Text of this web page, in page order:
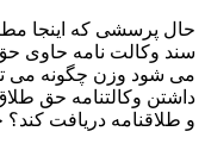
حال پرسشی که اینجا
سند وکالت نامه حاوی
می شود وزن چگونه می
داشتن وکالتنامه حق
و طلاقنامه دریافت کند؟